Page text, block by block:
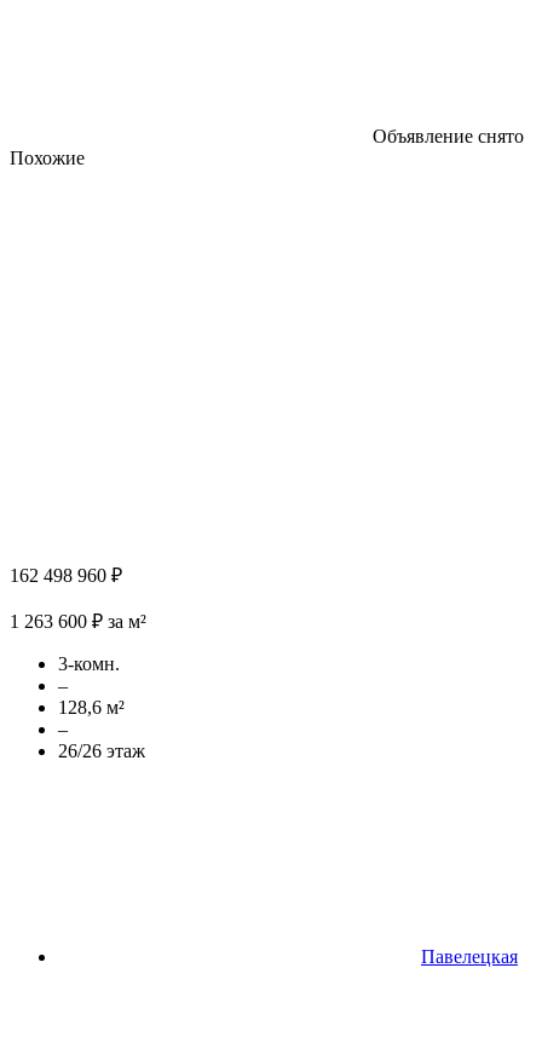
Объявление снято
Похожие
162 498 960 ₽
1 263 600 ₽ за м²
3-комн.
–
128,6 м²
–
26/26 этаж
Павелецкая